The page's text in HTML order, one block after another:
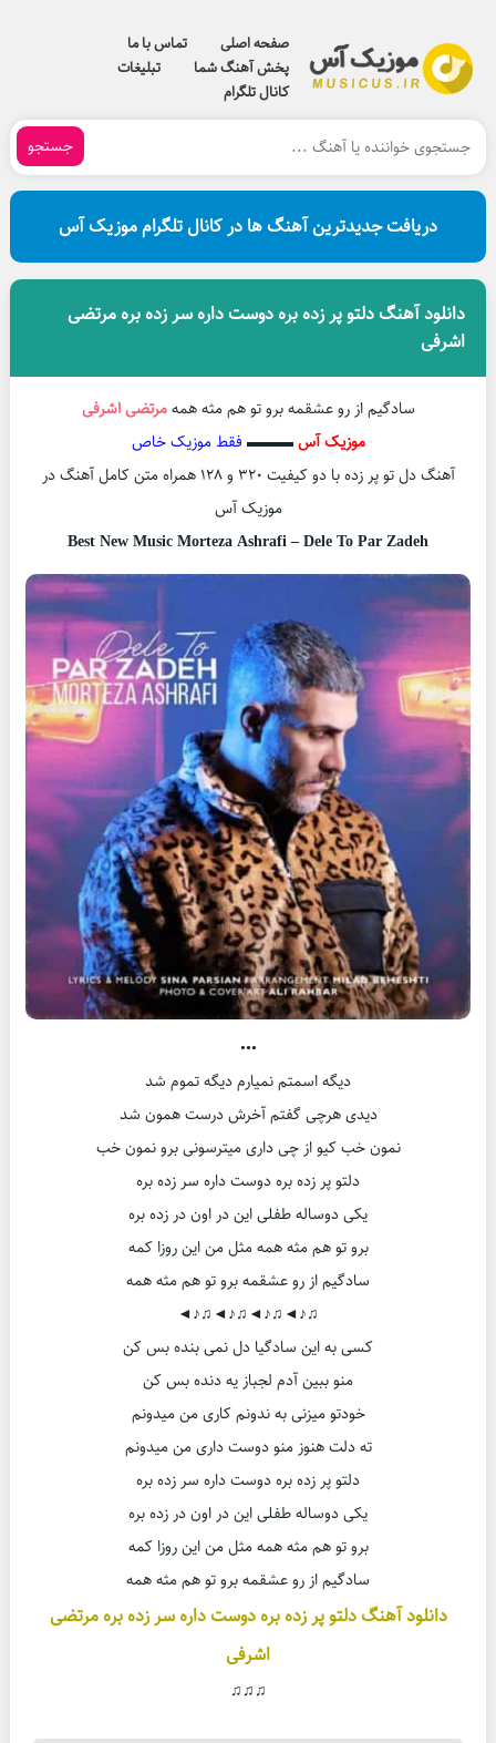
صفحه اصلی
تماس با ما
پخش آهنگ شما
تبلیغات
کانال تلگرام
جستجو
دریافت جدیدترین آهنگ ها در کانال تلگرام موزیک آس
دانلود آهنگ دلتو پر زده بره دوست داره سر زده بره مرتضی
اشرفی
سادگیم از رو عشقمه برو تو هم مثه همهمرتضی اشرفی
موزیک آس▬▬▬ فقط موزیک خاص
آهنگ دل تو پر زده با دو کیفیت ۳۲۰ و ۱۲۸ همراه متن کامل آهنگ در
موزیک آس
Best New Music Morteza Ashrafi – Dele To Par Zadeh
•••
دیگه اسمتم نمیارم دیگه تموم شد
دیدی هرچی گفتم آخرش درست همون شد
نمون خب کیو از چی داری میترسونی برو نمون خب
دلتو پر زده بره دوست داره سر زده بره
یکی دوساله طفلی این در اون در زده بره
برو تو هم مثه همه مثل من این روزا کمه
سادگیم از رو عشقمه برو تو هم مثه همه
♫♪◄♫♪◄♫♪◄♫♪◄
کسی به این سادگیا دل نمی بنده بس کن
منو ببین آدم لجباز یه دنده بس کن
خودتو میزنی به ندونم کاری من میدونم
ته دلت هنوز منو دوست داری من میدونم
دلتو پر زده بره دوست داره سر زده بره
یکی دوساله طفلی این در اون در زده بره
برو تو هم مثه همه مثل من این روزا کمه
سادگیم از رو عشقمه برو تو هم مثه همه
دانلود آهنگ دلتو پر زده بره دوست داره سر زده بره مرتضی
اشرفی
♫♫♫